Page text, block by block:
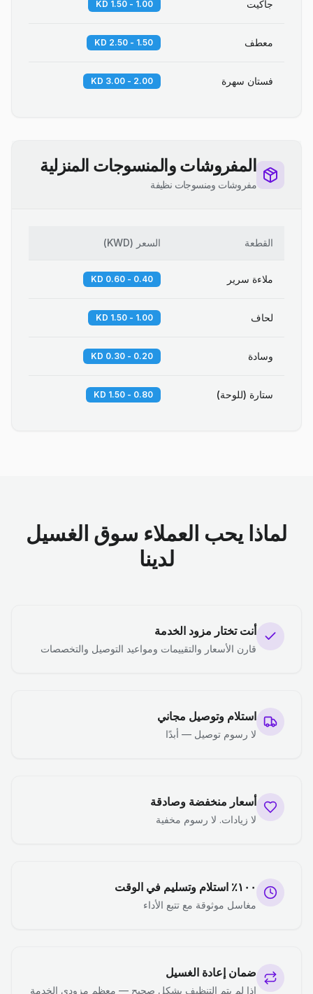
جاكيت 1.00 - 1.50 KD
معطف 1.50 - 2.50 KD
فستان سهرة 2.00 - 3.00 KD
المفروشات والمنسوجات المنزلية
مفروشات ومنسوجات نظيفة
القطعة السعر (
KWD
)
ملاءة سرير 0.40 - 0.60 KD
لحاف 1.00 - 1.50 KD
وسادة 0.20 - 0.30 KD
ستارة (للوحة) 0.80 - 1.50 KD
لماذا يحب العملاء سوق الغسيل
لدينا
أنت تختار مزود الخدمة
قارن الأسعار والتقييمات ومواعيد التوصيل والتخصصات
استلام وتوصيل مجاني
لا رسوم توصيل — أبدًا
أسعار منخفضة وصادقة
لا زيادات. لا رسوم مخفية
١٠٠٪ استلام وتسليم في الوقت
مغاسل موثوقة مع تتبع الأداء
ضمان إعادة الغسيل
إذا لم يتم التنظيف بشكل صحيح — معظم مزودي الخدمة